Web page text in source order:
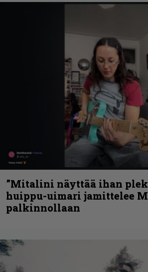
”Mitalini näyttää ihan
huippu-uimari jamittelee
palkinnollaan